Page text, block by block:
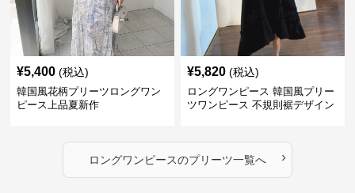
¥5,400 (税込)
韓国風花柄プリーツロングワン
ピース上品夏新作
¥5,820 (税込)
ロングワンピース 韓国風プリー
ツワンピース 不規則裾デザイン
ロングワンピースのプリーツ一覧へ ›